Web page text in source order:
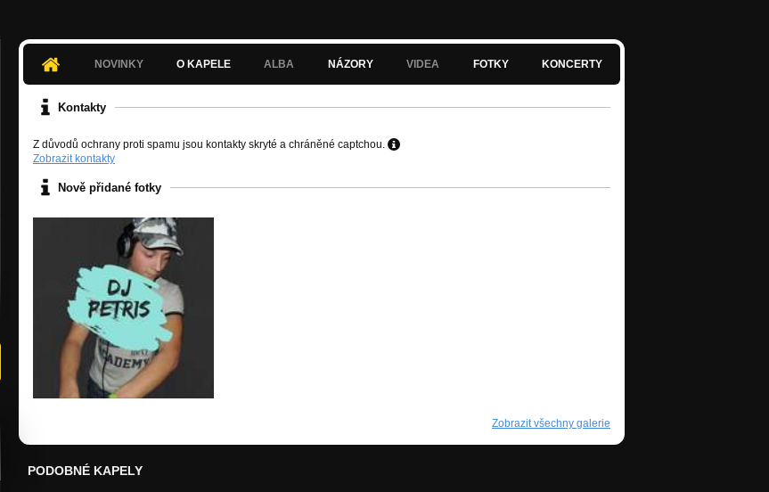
NOVINKY O KAPELE ALBA NÁZORY VIDEA FOTKY KONCERTY
Kontakty
Z důvodů ochrany proti spamu jsou kontakty skryté a chráněné captchou.
Zobrazit kontakty
Nově přidané fotky
Zobrazit všechny galerie
PODOBNÉ KAPELY